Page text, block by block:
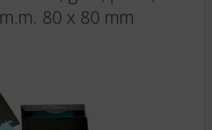
80 x 80 mm